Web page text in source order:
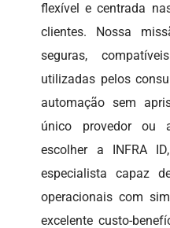
flexível e centrada
clientes. Nossa
seguras,
utilizadas pelos
automação sem
único provedor ou
escolher a INFRA
especialista capaz
operacionais com
excelente custo-